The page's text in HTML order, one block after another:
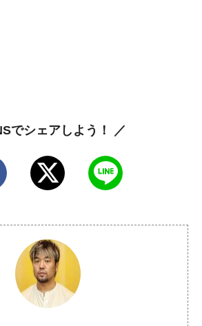
でシェアしよう！ ／